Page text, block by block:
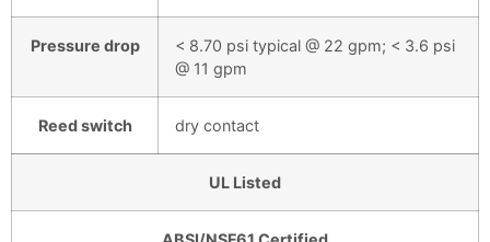
Pressure drop
< 8.70 psi typical @ 22 gpm; < 3.6 psi
@ 11 gpm
Reed switch dry contact
UL Listed